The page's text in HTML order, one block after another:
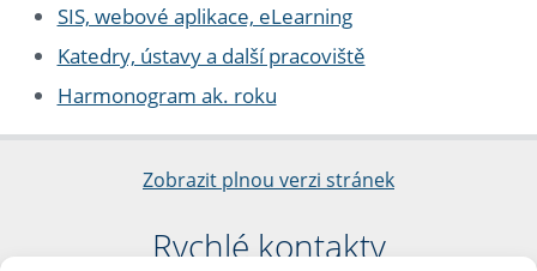
SIS, webové aplikace, eLearning
Katedry, ústavy a další pracoviště
Harmonogram ak. roku
Zobrazit plnou verzi stránek
Rychlé kontakty